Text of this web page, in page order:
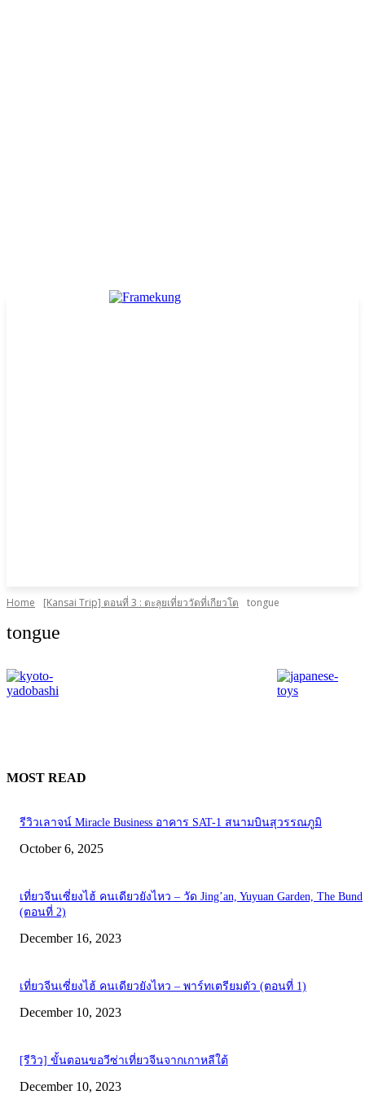
Home [Kansai Trip] ตอนที่ 3 : ตะลุยเที่ยววัดที่เกียวโต tongue
tongue
MOST READ
รีวิวเลาจน์ Miracle Business อาคาร SAT-1 สนามบินสุวรรณภูมิ
October 6, 2025
เที่ยวจีนเซี่ยงไฮ้ คนเดียวยังไหว – วัด Jing’an, Yuyuan Garden, The Bund
(ตอนที่ 2)
December 16, 2023
เที่ยวจีนเซี่ยงไฮ้ คนเดียวยังไหว – พาร์ทเตรียมตัว (ตอนที่ 1)
December 10, 2023
[รีวิว] ขั้นตอนขอวีซ่าเที่ยวจีนจากเกาหลีใต้
December 10, 2023